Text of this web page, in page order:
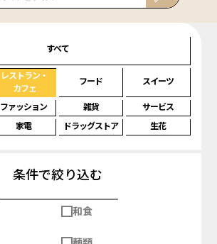
すべて
レストラン・
カフェ
フード スイーツ
ファッション 雑貨
サービス
家電 ドラッグストア 生花
条件で絞り込む
和食